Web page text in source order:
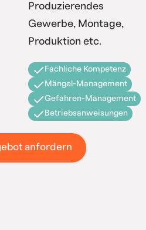
Produzierendes
Gewerbe, Montage,
Produktion etc.
Fachliche Kompetenz
Mängel-Management
Gefahren-Management
Betriebsanweisungen
anfordern